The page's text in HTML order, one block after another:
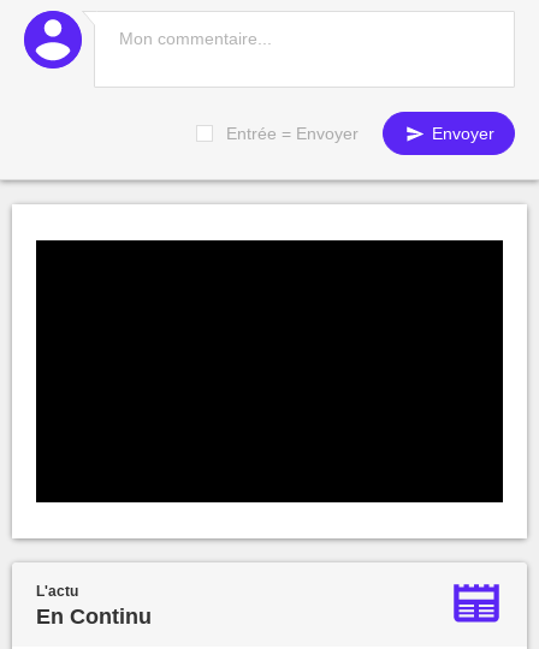
Entrée = Envoyer Envoyer
L'actu
En Continu